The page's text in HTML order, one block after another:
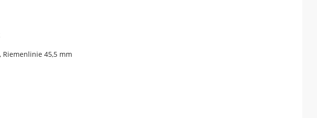
Riemenlinie 45,5 mm